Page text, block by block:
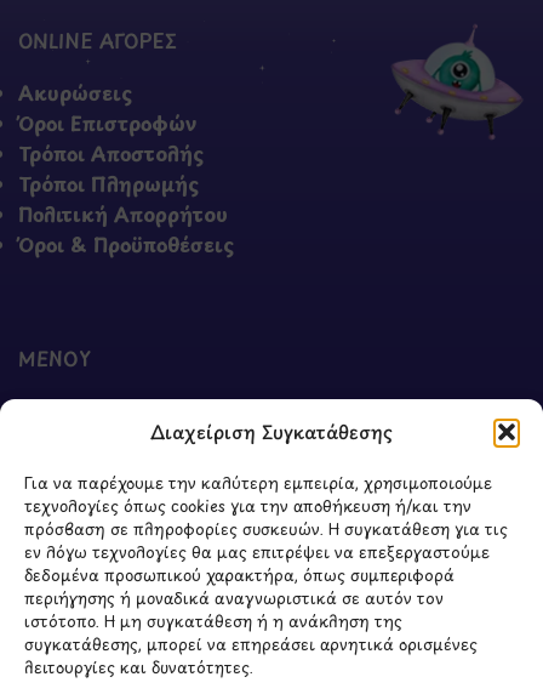
Διαχείριση Συγκατάθεσης
Για να παρέχουμε την καλύτερη εμπειρία, χρησιμοποιούμε
τεχνολογίες όπως cookies για την αποθήκευση ή/και την
πρόσβαση σε πληροφορίες συσκευών. Η συγκατάθεση για τις
εν λόγω τεχνολογίες θα μας επιτρέψει να επεξεργαστούμε
δεδομένα προσωπικού χαρακτήρα, όπως συμπεριφορά
περιήγησης ή μοναδικά αναγνωριστικά σε αυτόν τον
ιστότοπο. Η μη συγκατάθεση ή η ανάκληση της
συγκατάθεσης, μπορεί να επηρεάσει αρνητικά ορισμένες
λειτουργίες και δυνατότητες.
ONLINE ΑΓΟΡΕΣ
Ακυρώσεις
Όροι Επιστροφών
Τρόποι Αποστολής
Τρόποι Πληρωμής
Πολιτική Απορρήτου
Όροι & Προϋποθέσεις
ΜΕΝΟΥ
Σύγκριση Προϊόντων
Wishlist
Καλάθι
Shop
ΣΧΕΤΙΚΑ ΜΕ ΕΜΑΣ